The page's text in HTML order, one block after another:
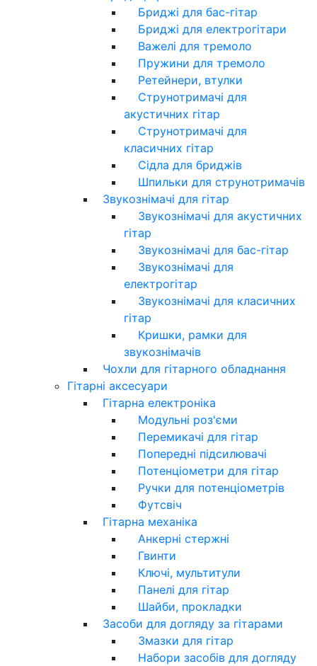
Бриджі для бас-гітар
Бриджі для електрогітари
Важелі для тремоло
Пружини для тремоло
Ретейнери, втулки
Струнотримачі для
акустичних гітар
Струнотримачі для
класичних гітар
Сідла для бриджів
Шпильки для струнотримачів
Звукознімачі для гітар
Звукознімачі для акустичних
гітар
Звукознімачі для бас-гітар
Звукознімачі для
електрогітар
Звукознімачі для класичних
гітар
Кришки, рамки для
звукознімачів
Чохли для гітарного обладнання
Гітарні аксесуари
Гітарна електроніка
Модульні роз'єми
Перемикачі для гітар
Попередні підсилювачі
Потенціометри для гітар
Ручки для потенціометрів
Футсвіч
Гітарна механіка
Анкерні стержні
Гвинти
Ключі, мультитули
Панелі для гітар
Шайби, прокладки
Засоби для догляду за гітарами
Змазки для гітар
Набори засобів для догляду